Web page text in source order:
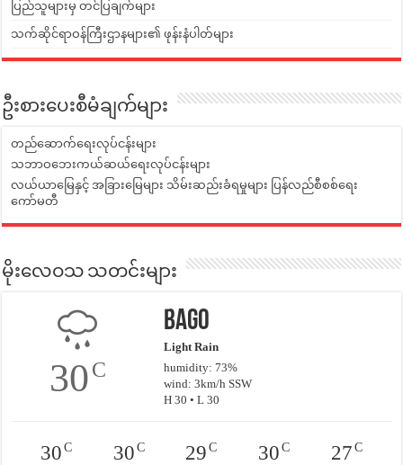
ပြည်သူများမှ တင်ပြချက်များ
သက်ဆိုင်ရာဝန်ကြီးဌာနများ၏ ဖုန်းနံပါတ်များ
ဦးစားပေးစီမံချက်များ
တည်ဆောက်ရေးလုပ်ငန်းများ
သဘာဝဘေးကယ်ဆယ်ရေးလုပ်ငန်းများ
လယ်ယာမြေနှင့် အခြားမြေများ သိမ်းဆည်းခံရမှုများ ပြန်လည်စီစစ်ရေး
ကော်မတီ
မိုးလေဝသ သတင်းများ
30C
Bago
Light Rain
humidity: 73%
wind: 3km/h SSW
H 30 • L 30
30C 30C 29 C 30C 27C